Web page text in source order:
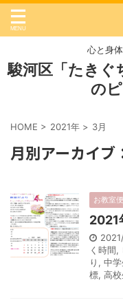
心と身
駿河区「たきぐ
の
HOME > 2021年 > 3月
月別アーカイ
お教室
2021
く時間,
り , 中
標, 高